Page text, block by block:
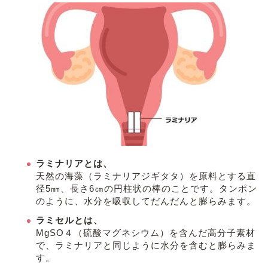
ラミナリアとは、
天然の海藻（ラミナリアジギタタ）を原料とする直
径5㎜、長さ6㎝の円柱状の棒のことです。タンポン
のように、水分を吸収してだんだんと膨らみます。
ラミセルとは、
MgSO４（硫酸マグネシウム）を含んだ高分子素材
で、ラミナリアと同じように水分を含むと膨らみま
す。